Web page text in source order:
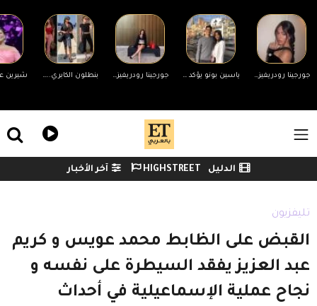
جورجينا رودريغيز ترد على التنمر بسبب جسمها.. ورونالدو يدعمها ياسين بونو يؤكد انفصاله عن زوجته لأول مرة وينهي الجدل جورجينا رودريغيز ترد على منتقدي جسمها بنطلون الكابري... الصيحة المفضلة لدى المؤثرات العربيات
Menu
Watch menu الدليل HIGHSTREET آخر الأخبار
تليفزيون
القبض على الظابط محمد عويس و كريم
عبد العزيز يفقد السيطرة على نفسه و
نجاح عملية الإسماعيلية في أحداث